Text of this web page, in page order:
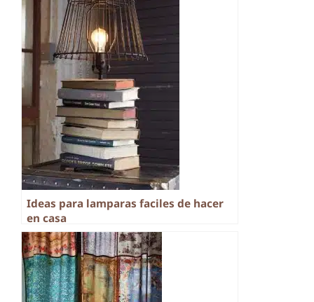
Ideas para lamparas faciles de hacer
en casa